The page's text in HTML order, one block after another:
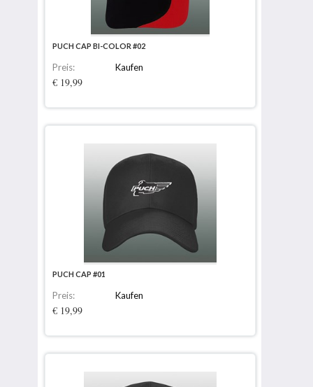
PUCH CAP BI-COLOR #02
Preis:
€ 19,99
Kaufen
PUCH CAP #01
Preis:
€ 19,99
Kaufen